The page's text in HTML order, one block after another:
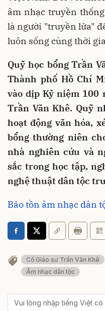
âm nhạc truyền
là người "truyền lửa"
luôn sống cùng thời
Quỹ học bổng Trần
Thành phố Hồ Chí
vào dịp Kỷ niệm 100
Trần Văn Khê. Quỹ
hoạt động văn hóa,
bổng thường niên
nhà nghiên cứu và
sắc trong học tập,
nghệ thuật dân tộc
Bảo tồn âm nhạc dân
Cố Giáo sư Trần Văn Khê
Âm nhạc dân tộc